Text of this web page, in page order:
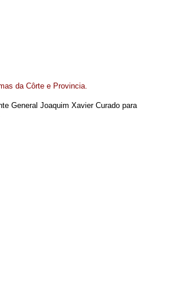
da Côrte e Provincia.
General Joaquim Xavier Curado para